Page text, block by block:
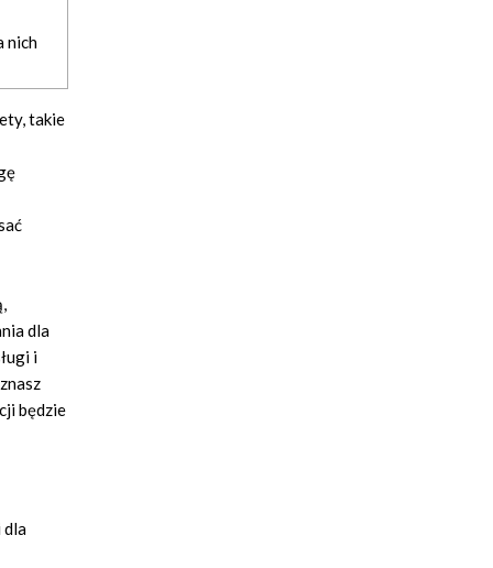
nich
takie
dla
i
będzie
dla